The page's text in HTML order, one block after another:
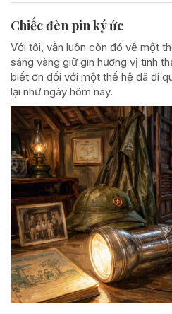
Chiếc đèn pin ký ức
Với tôi, vẫn luôn còn đó về một
sáng vàng giữ gìn hương vị tình
biết ơn đối với một thế hệ đã đi
lại như ngày hôm nay.